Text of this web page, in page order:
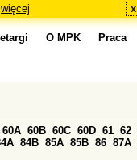
więcej x
O MPK Praca
60A 60B 60C 60D 61 62
84B 85A 85B 86 87A